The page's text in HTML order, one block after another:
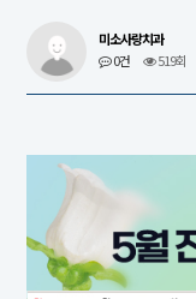
미소사랑치과
0건
519회